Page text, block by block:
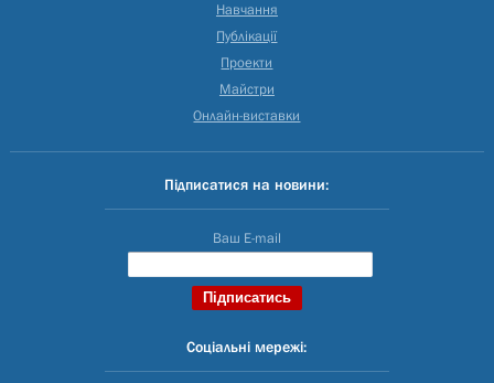
Навчання
Публікації
Проекти
Майстри
Онлайн-виставки
Підписатися на новини:
Ваш E-mail
Соціальні мережі: